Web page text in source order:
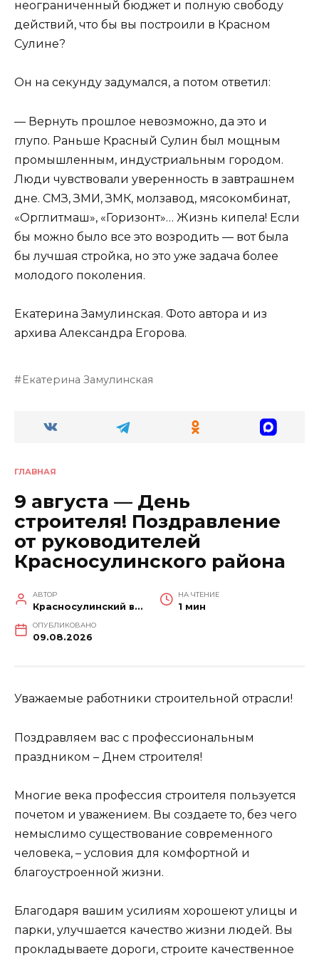
неограниченный бюджет и полную свободу
действий, что бы вы построили в Красном
Сулине?
Он на секунду задумался, а потом ответил:
— Вернуть прошлое невозможно, да это и
глупо. Раньше Красный Сулин был мощным
промышленным, индустриальным городом.
Люди чувствовали уверенность в завтрашнем
дне. СМЗ, ЗМИ, ЗМК, молзавод, мясокомбинат,
«Орглитмаш», «Горизонт»… Жизнь кипела! Если
бы можно было все это возродить — вот была
бы лучшая стройка, но это уже задача более
молодого поколения.
Екатерина Замулинская. Фото автора и из
архива Александра Егорова.
Екатерина Замулинская
ГЛАВНАЯ
9 августа — День
строителя! Поздравление
от руководителей
Красносулинского района
АВТОР
Красносулинский вестник
НА ЧТЕНИЕ
1 мин
ОПУБЛИКОВАНО
09.08.2026
Уважаемые работники строительной отрасли!
Поздравляем вас с профессиональным
праздником – Днем строителя!
Многие века профессия строителя пользуется
почетом и уважением. Вы создаете то, без чего
немыслимо существование современного
человека, – условия для комфортной и
благоустроенной жизни.
Благодаря вашим усилиям хорошеют улицы и
парки, улучшается качество жизни людей. Вы
прокладываете дороги, строите качественное